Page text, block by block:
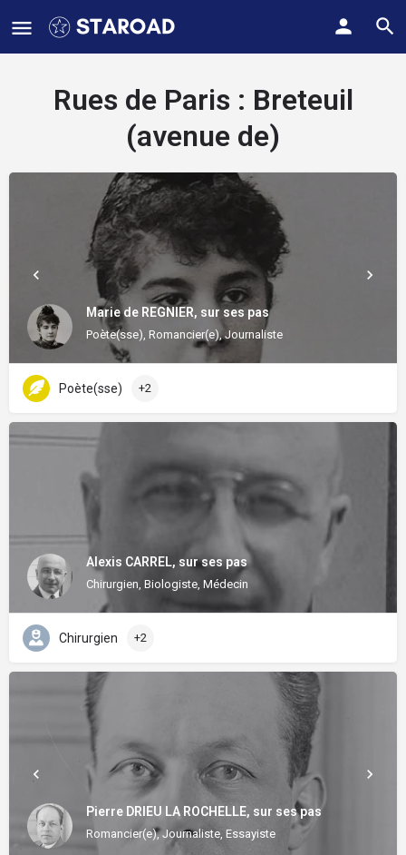
Rues de Paris : Breteuil
(avenue de)
Marie de REGNIER, sur ses pas
Poète(sse), Romancier(e), Journaliste
Poète(sse) +2
Alexis CARREL, sur ses pas
Chirurgien, Biologiste, Médecin
Chirurgien +2
Pierre DRIEU LA ROCHELLE, sur ses pas
Romancier(e), Journaliste, Essayiste